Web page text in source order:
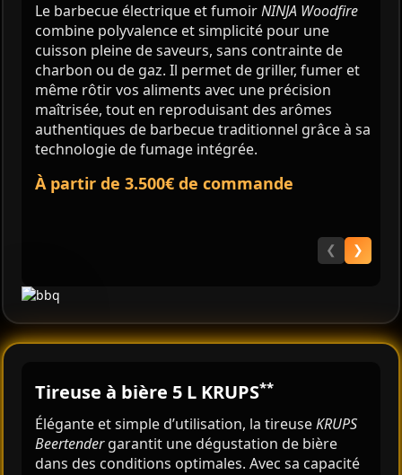
Le barbecue électrique et fumoirNINJA Woodfire
combine polyvalence et simplicité pour une
cuisson pleine de saveurs, sans contrainte de
charbon ou de gaz. Il permet de griller, fumer et
même rôtir vos aliments avec une précision
maîtrisée, tout en reproduisant des arômes
authentiques de barbecue traditionnel grâce à sa
technologie de fumage intégrée.
À partir de 3.500€ de commande
❮ ❯
Tireuse à bière 5 L KRUPS**
Élégante et simple d’utilisation, la tireuseKRUPS
Beertendergarantit une dégustation de bière
dans des conditions optimales. Avec sa capacité